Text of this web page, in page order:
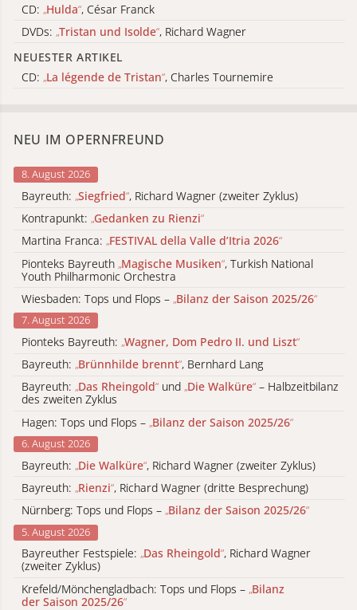
CD: „Hulda“, César Franck
DVDs: „Tristan und Isolde“, Richard Wagner
NEUESTER ARTIKEL
CD: „La légende de Tristan“, Charles Tournemire
NEU IM OPERNFREUND
8. August 2026
Bayreuth: „Siegfried“, Richard Wagner (zweiter Zyklus)
Kontrapunkt: „Gedanken zu Rienzi“
Martina Franca: „FESTIVAL della Valle d’Itria 2026“
Pionteks Bayreuth „Magische Musiken“, Turkish National
Youth Philharmonic Orchestra
Wiesbaden: Tops und Flops – „Bilanz der Saison 2025/26“
7. August 2026
Pionteks Bayreuth: „Wagner, Dom Pedro II. und Liszt“
Bayreuth: „Brünnhilde brennt“, Bernhard Lang
Bayreuth: „Das Rheingold“ und „Die Walküre“ – Halbzeitbilanz
des zweiten Zyklus
Hagen: Tops und Flops – „Bilanz der Saison 2025/26“
6. August 2026
Bayreuth: „Die Walküre“, Richard Wagner (zweiter Zyklus)
Bayreuth: „Rienzi“, Richard Wagner (dritte Besprechung)
Nürnberg: Tops und Flops – „Bilanz der Saison 2025/26“
5. August 2026
Bayreuther Festspiele: „Das Rheingold“, Richard Wagner
(zweiter Zyklus)
Krefeld/Mönchengladbach: Tops und Flops – „Bilanz
der Saison 2025/26“